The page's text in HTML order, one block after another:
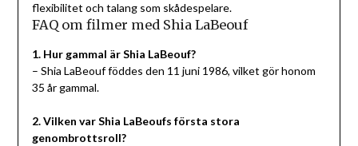
flexibilitet och talang som skådespelare.
FAQ om filmer med Shia LaBeouf
1. Hur gammal är Shia LaBeouf?
– Shia LaBeouf föddes den 11 juni 1986, vilket gör honom
35 år gammal.
2. Vilken var Shia LaBeoufs första stora
genombrottsroll?